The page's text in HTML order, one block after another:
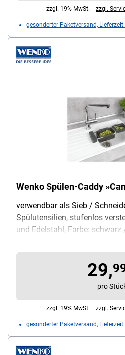
zzgl. 19% MwSt. | zzgl.
gesonderter Paketversand, Lieferzeit
Wenko Spülen-Caddy
verwendbar als Sieb /
Spülutensilien, stufenlos
und Edelstahl, Farbe:
Caddy
29,
pro
zzgl. 19% MwSt. | zzgl.
gesonderter Paketversand, Lieferzeit